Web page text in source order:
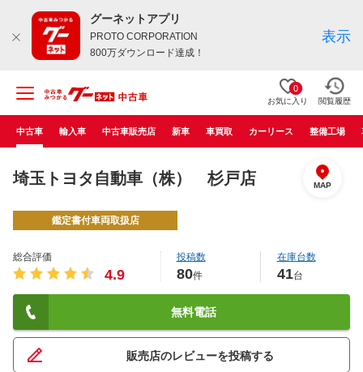
グーネットアプリ
PROTO CORPORATION
800万ダウンロード達成！
表示
0
お気に入り 閲覧履歴
中古車 輸入車 中古車販売店 新車 車買取 カーリース 整備工場
埼玉トヨタ自動車（株） 杉戸店 MAP
鑑定書付車両取扱店
総合評価
4.9
投稿数
80件
在庫台数
41台
無料電話
販売店のレビューを投稿する